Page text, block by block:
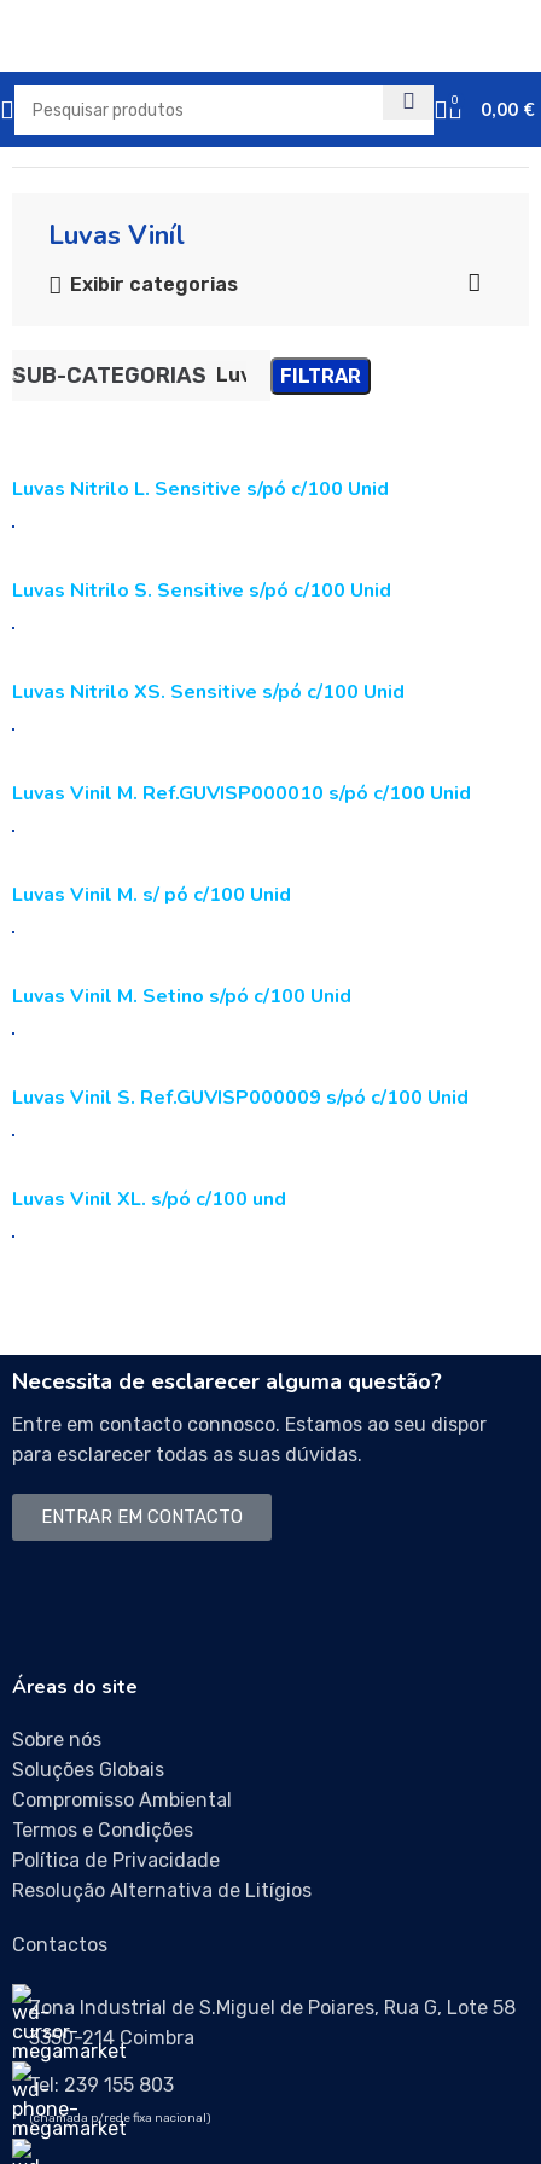
0 0,00 €
Início EPI E Descartáveis Geriátricos
Luvas Viníl
Exibir categorias
SUB-CATEGORIAS Luvas VinílFILTRAR
Luvas Nitrilo L. Sensitive s/pó c/100 Unid
Luvas Nitrilo S. Sensitive s/pó c/100 Unid
Luvas Nitrilo XS. Sensitive s/pó c/100 Unid
Luvas Vinil M. Ref.GUVISP000010 s/pó c/100 Unid
Luvas Vinil M. s/ pó c/100 Unid
Luvas Vinil M. Setino s/pó c/100 Unid
Luvas Vinil S. Ref.GUVISP000009 s/pó c/100 Unid
Luvas Vinil XL. s/pó c/100 und
Necessita de esclarecer alguma questão?
Entre em contacto connosco. Estamos ao seu dispor
para esclarecer todas as suas dúvidas.
ENTRAR EM CONTACTO
Áreas do site
Sobre nós
Soluções Globais
Compromisso Ambiental
Termos e Condições
Política de Privacidade
Resolução Alternativa de Litígios
Contactos
Zona Industrial de S.Miguel de Poiares, Rua G, Lote 58
3350-214 Coimbra
Tel: 239 155 803
(chamada p/rede fixa nacional)